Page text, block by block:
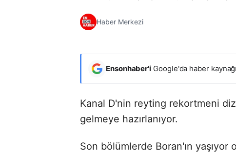
Haber Merkezi
Ensonhaber'i Google'da haber
Kanal D'nin reyting rekortmeni
gelmeye hazırlanıyor.
Son bölümlerde Boran'ın yaşıyor